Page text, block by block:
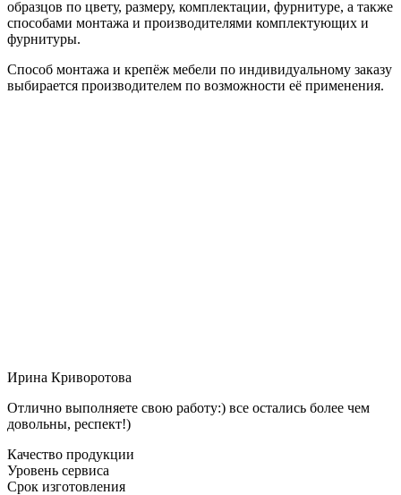
образцов по цвету, размеру, комплектации, фурнитуре, а также
способами монтажа и производителями комплектующих и
фурнитуры.
Способ монтажа и крепёж мебели по индивидуальному заказу
выбирается производителем по возможности её применения.
Ирина Криворотова
Отлично выполняете свою работу:) все остались более чем
довольны, респект!)
Качество продукции
Уровень сервиса
Срок изготовления